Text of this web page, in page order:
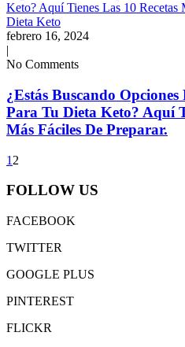
Dieta Keto
febrero 16, 2024
|
No Comments
¿Estás Buscando Opciones
Para Tu Dieta Keto? Aquí
Más Fáciles De Preparar.
1 2
FOLLOW US
FACEBOOK
TWITTER
GOOGLE PLUS
PINTEREST
FLICKR